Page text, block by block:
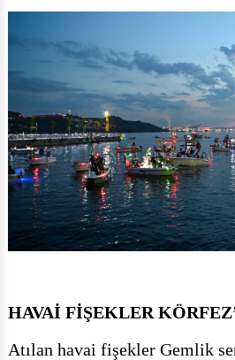
HAVAİ FİŞEKLER
Atılan havai fişekler Gemlik